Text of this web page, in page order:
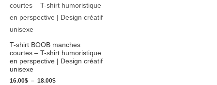
T-shirt BOOB manches
courtes – T-shirt humoristique
en perspective | Design créatif
unisexe
16.00$ – 18.00$
prix :
16.00$
à